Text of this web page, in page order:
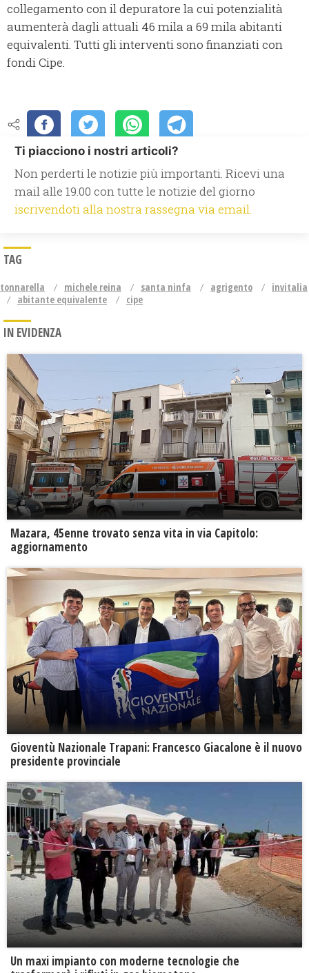
collegamento con il depuratore la cui potenzialità
aumenterà dagli attuali 46 mila a 69 mila abitanti
equivalenti. Tutti gli interventi sono finanziati con
fondi Cipe.
Ti piacciono i nostri articoli?
Non perderti le notizie più importanti. Ricevi una
mail alle 19.00 con tutte le notizie del giorno
iscrivendoti alla nostra rassegna via email.
TAG
tonnarella michele reina santa ninfa agrigento
invitalia
abitante equivalente
cipe
IN EVIDENZA
Mazara, 45enne trovato senza vita in via Capitolo:
aggiornamento
Gioventù Nazionale Trapani: Francesco Giacalone è il nuovo
presidente provinciale
Un maxi impianto con moderne tecnologie che